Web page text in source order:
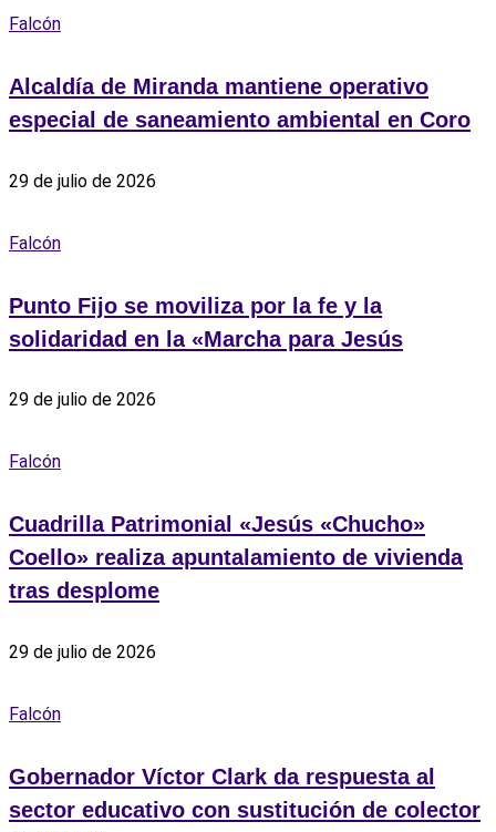
Falcón
Alcaldía de Miranda mantiene operativo
especial de saneamiento ambiental en Coro
29 de julio de 2026
Falcón
Punto Fijo se moviliza por la fe y la
solidaridad en la «Marcha para Jesús
29 de julio de 2026
Falcón
Cuadrilla Patrimonial «Jesús «Chucho»
Coello» realiza apuntalamiento de vivienda
tras desplome
29 de julio de 2026
Falcón
Gobernador Víctor Clark da respuesta al
sector educativo con sustitución de colector